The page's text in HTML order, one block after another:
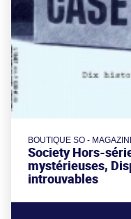
BOUTIQUE SO -
Society Hors-
mystérieuses,
introuvables